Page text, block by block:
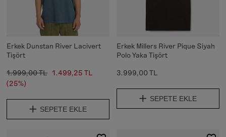
Erkek Dunstan River Lacivert
Tişört
1.999,00 TL 1.499,25 TL
(25%)
SEPETE EKLE
Erkek Millers River Pique Siyah
Polo Yaka Tişört
3.999,00 TL
SEPETE EKLE